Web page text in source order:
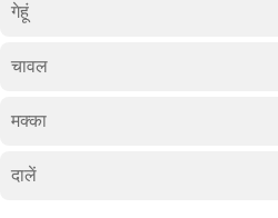
गेहूं
चावल
मक्का
दालें